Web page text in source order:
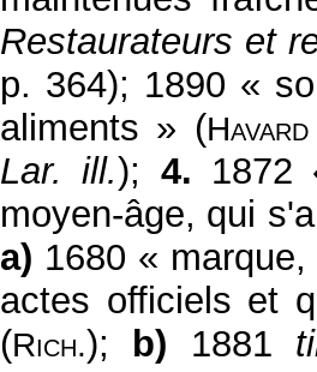
Restaurateurs et
p. 364); 1890 «
aliments » (Havard
Lar. ill.); 4. 1872
moyen-âge, qui
a) 1680 «
actes officiels et
(Rich.); b) 1881